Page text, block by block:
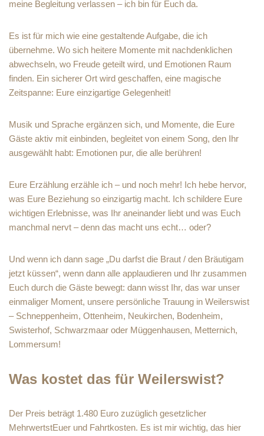
meine Begleitung verlassen – ich bin für Euch da.
Es ist für mich wie eine gestaltende Aufgabe, die ich
übernehme. Wo sich heitere Momente mit nachdenklichen
abwechseln, wo Freude geteilt wird, und Emotionen Raum
finden. Ein sicherer Ort wird geschaffen, eine magische
Zeitspanne: Eure einzigartige Gelegenheit!
Musik und Sprache ergänzen sich, und Momente, die Eure
Gäste aktiv mit einbinden, begleitet von einem Song, den Ihr
ausgewählt habt: Emotionen pur, die alle berühren!
Eure Erzählung erzähle ich – und noch mehr! Ich hebe hervor,
was Eure Beziehung so einzigartig macht. Ich schildere Eure
wichtigen Erlebnisse, was Ihr aneinander liebt und was Euch
manchmal nervt – denn das macht uns echt… oder?
Und wenn ich dann sage „Du darfst die Braut / den Bräutigam
jetzt küssen“, wenn dann alle applaudieren und Ihr zusammen
Euch durch die Gäste bewegt: dann wisst Ihr, das war unser
einmaliger Moment, unsere persönliche Trauung in Weilerswist
– Schneppenheim, Ottenheim, Neukirchen, Bodenheim,
Swisterhof, Schwarzmaar oder Müggenhausen, Metternich,
Lommersum!
Was kostet das für Weilerswist?
Der Preis beträgt 1.480 Euro zuzüglich gesetzlicher
MehrwertstEuer und Fahrtkosten. Es ist mir wichtig, das hier